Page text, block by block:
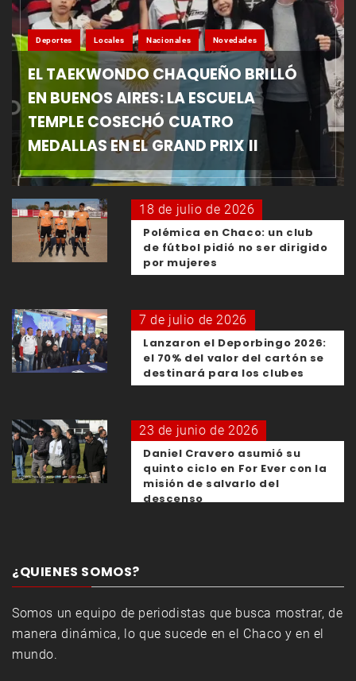
Deportes Locales Nacionales Novedades
EL TAEKWONDO CHAQUEÑO BRILLÓ
EN BUENOS AIRES: LA ESCUELA
TEMPLE COSECHÓ CUATRO
MEDALLAS EN EL GRAND PRIX II
18 de julio de 2026
Polémica en Chaco: un club
de fútbol pidió no ser dirigido
por mujeres
7 de julio de 2026
Lanzaron el Deporbingo 2026:
el 70% del valor del cartón se
destinará para los clubes
23 de junio de 2026
Daniel Cravero asumió su
quinto ciclo en For Ever con la
misión de salvarlo del
descenso
¿QUIENES SOMOS?
Somos un equipo de periodistas que busca mostrar, de
manera dinámica, lo que sucede en el Chaco y en el
mundo.